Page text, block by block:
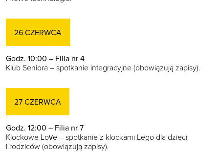
26 CZERWCA
Godz. 10:00 – Filia nr 4
Klub Seniora – spotkanie integracyjne (obowiązują zapisy).
27 CZERWCA
Godz. 12:00 – Filia nr 7
Klockowe Love – spotkanie z klockami Lego dla dzieci
i rodziców (obowiązują zapisy).